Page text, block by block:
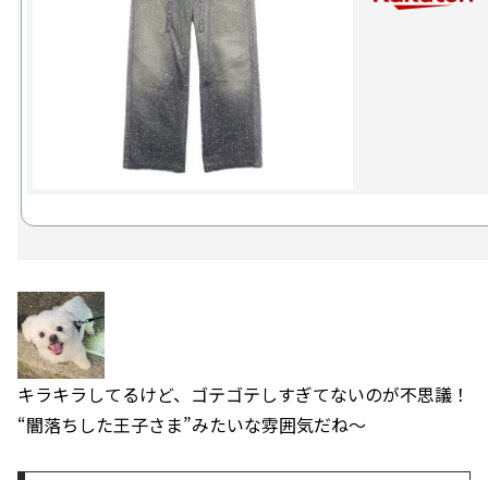
キラキラしてるけど、ゴテゴテしすぎてないのが不思議！
“闇落ちした王子さま”みたいな雰囲気だね〜